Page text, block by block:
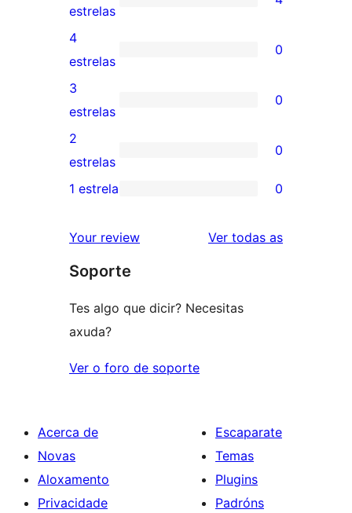
4
valoracións
de
5
estrelas
estrelas
0
valoracións
de
4
estrelas
4
estrelas
0
0
valoracións
de
3
3
estrelas
0
0
valoracións
2
2
estrelas
0
de
1
1 estrela 0
Your review Ver todas asvaloracións
Soporte
Tes algo que dicir? Necesitas
axuda?
Ver o foro de soporte
Acerca de
Novas
Aloxamento
Privacidade
Escaparate
Temas
Plugins
Padróns